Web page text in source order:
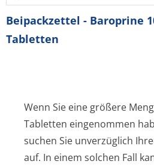
Beipackzettel - Baroprine
Tabletten
Wenn Sie eine größere
Tabletten eingenommen
suchen Sie unverzüglich
auf. In einem solchen Fall